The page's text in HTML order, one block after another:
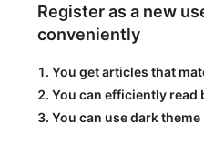
Register as a new
conveniently
You get articles that
You can efficiently
You can use dark theme